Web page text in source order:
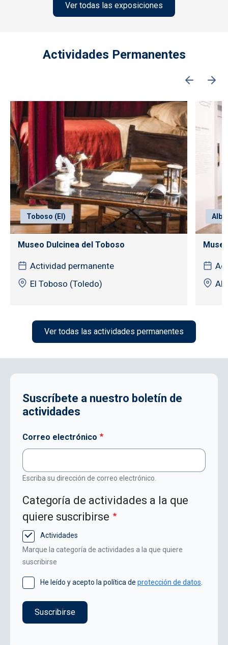
Ver todas las exposiciones
Actividades Permanentes
Toboso (El)
Museo Dulcinea del Toboso
Actividad permanente
El Toboso (Toledo)
Ver todas las actividades permanentes
Suscríbete a nuestro boletín de
actividades
Correo electrónico
Escriba su dirección de correo electrónico.
Categoría de actividades a la que
quiere suscribirse
Actividades
Marque la categoría de actividades a la que quiere
suscribirse
He leído y acepto la política de protección de datos